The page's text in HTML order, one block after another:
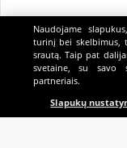
Pagrindinis Gyvai
Naudojame
turinį bei skelbimus,
srautą. Taip pat
svetaine, su savo
partneriais.
Slapukų